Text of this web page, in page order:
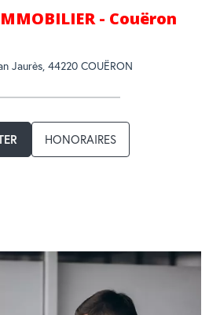
- Couëron
Jaurès, 44220 COUËRON
HONORAIRES